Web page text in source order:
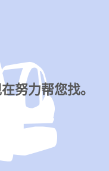
努力帮您找。